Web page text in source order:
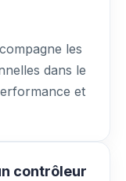
les
dans le
et
contrôleur